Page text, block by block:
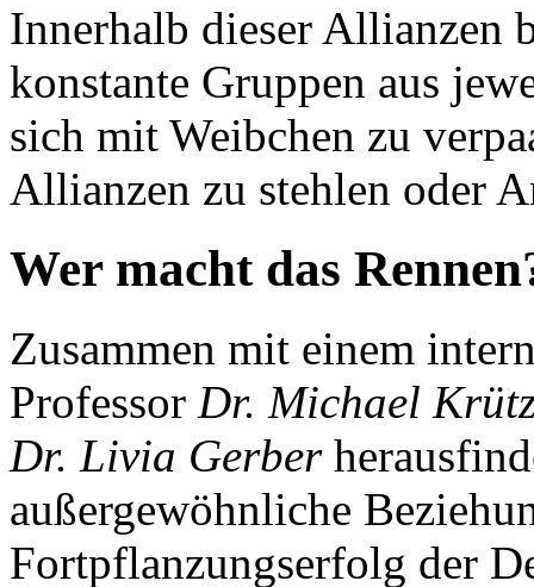
Innerhalb dieser Allianzen
konstante Gruppen aus
sich mit Weibchen zu
Allianzen zu stehlen oder
Wer macht das
Zusammen mit einem
Professor Dr. Michael
Dr. Livia Gerber
außergewöhnliche
Fortpflanzungserfolg der